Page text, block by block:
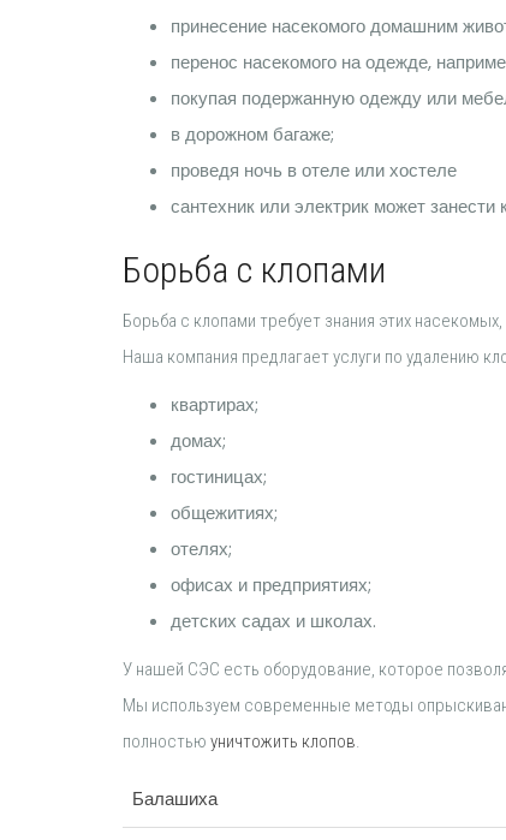
принесение насекомого домашним
перенос насекомого на одежде,
покупая подержанную одежду или
в дорожном багаже;
проведя ночь в отеле или хостеле
сантехник или электрик может
Борьба с клопами
Борьба с клопами требует знания этих
Наша компания предлагает услуги по удалению
квартирах;
домах;
гостиницах;
общежитиях;
отелях;
офисах и предприятиях;
детских садах и школах.
У нашей СЭС есть оборудование, которое
Мы используем современные методы
полностью уничтожить клопов.
Балашиха